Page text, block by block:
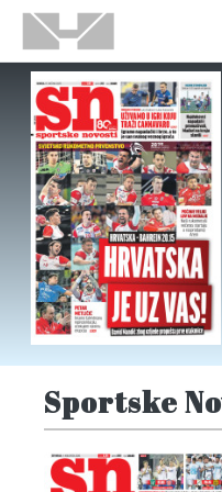
Sportske